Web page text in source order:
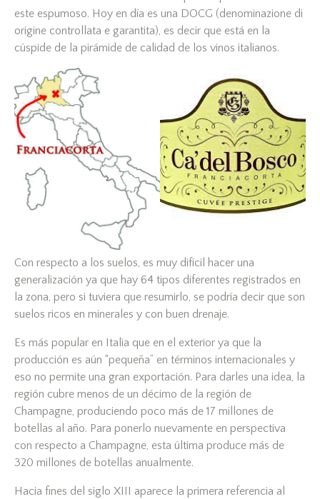
este espumoso. Hoy en día es una DOCG (denominazione di
origine controllata e garantita), es decir que está en la
cúspide de la pirámide de calidad de los vinos italianos.
Con respecto a los suelos, es muy difícil hacer una
generalización ya que hay 64 tipos diferentes registrados en
la zona, pero si tuviera que resumirlo, se podría decir que son
suelos ricos en minerales y con buen drenaje.
Es más popular en Italia que en el exterior ya que la
producción es aún “pequeña” en términos internacionales y
eso no permite una gran exportación. Para darles una idea, la
región cubre menos de un décimo de la región de
Champagne, produciendo poco más de 17 millones de
botellas al año. Para ponerlo nuevamente en perspectiva
con respecto a Champagne, esta última produce más de
320 millones de botellas anualmente.
Hacia fines del siglo XIII aparece la primera referencia al